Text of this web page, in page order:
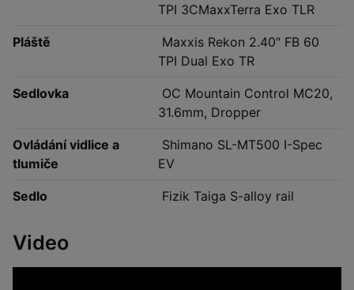
TPI 3CMaxxTerra Exo TLR
Pláště
Maxxis Rekon 2.40" FB 60
TPI Dual Exo TR
Sedlovka
OC Mountain Control MC20,
31.6mm, Dropper
Ovládání vidlice a
tlumiče
Shimano SL-MT500 I-Spec
EV
Sedlo Fizik Taiga S-alloy rail
Video